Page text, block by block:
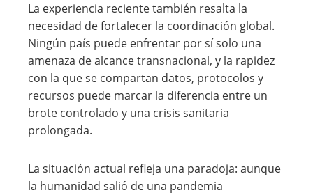
La experiencia reciente también resalta la
necesidad de fortalecer la coordinación global.
Ningún país puede enfrentar por sí solo una
amenaza de alcance transnacional, y la rapidez
con la que se compartan datos, protocolos y
recursos puede marcar la diferencia entre un
brote controlado y una crisis sanitaria
prolongada.
La situación actual refleja una paradoja: aunque
la humanidad salió de una pandemia